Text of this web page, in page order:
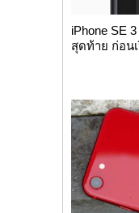
iPhone SE
สุดท้าย ก่อน